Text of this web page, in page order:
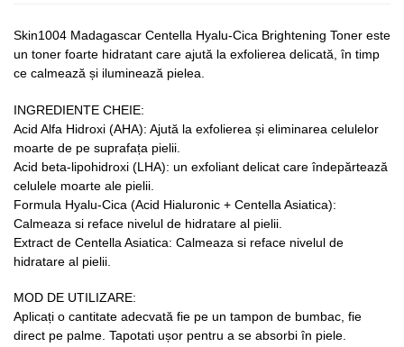
Skin1004 Madagascar Centella Hyalu-Cica Brightening Toner este
un toner foarte hidratant care ajută la exfolierea delicată, în timp
ce calmează și iluminează pielea.
INGREDIENTE CHEIE:
Acid Alfa Hidroxi (AHA): Ajută la exfolierea și eliminarea celulelor
moarte de pe suprafața pielii.
Acid beta-lipohidroxi (LHA): un exfoliant delicat care îndepărtează
celulele moarte ale pielii.
Formula Hyalu-Cica (Acid Hialuronic + Centella Asiatica):
Calmeaza si reface nivelul de hidratare al pielii.
Extract de Centella Asiatica: Calmeaza si reface nivelul de
hidratare al pielii.
MOD DE UTILIZARE:
Aplicați o cantitate adecvată fie pe un tampon de bumbac, fie
direct pe palme. Tapotati ușor pentru a se absorbi în piele.